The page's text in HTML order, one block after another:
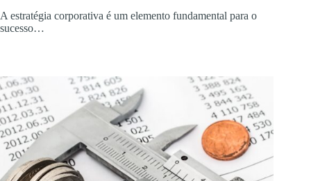
A estratégia corporativa é um elemento fundamental para o
sucesso…